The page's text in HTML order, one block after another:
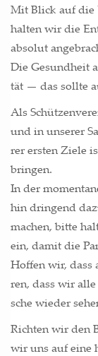
Mit Blick auf die
hal­ten wir die
abso­lut
Die Gesund­heit
tät — das soll­te
Als
und in unse­rer
rer ers­ten Zie­le
bringen.
In der
hin drin­gend
machen, bit­te
ein, damit die
Hof­fen wir, dass
ren, dass wir
sche wie­der
Rich­ten wir den
wir uns auf eine